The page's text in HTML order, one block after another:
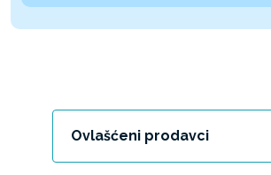
Ovlašćeni prodavci